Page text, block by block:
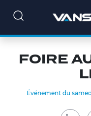
FOIRE
Événement du